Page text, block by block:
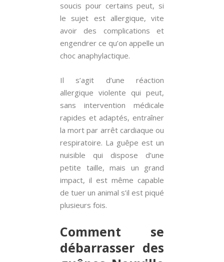
soucis pour certains peut, si
le sujet est allergique, vite
avoir des complications et
engendrer ce qu’on appelle un
choc anaphylactique.
Il s’agit d’une réaction
allergique violente qui peut,
sans intervention médicale
rapides et adaptés, entraîner
la mort par arrêt cardiaque ou
respiratoire. La guêpe est un
nuisible qui dispose d’une
petite taille, mais un grand
impact, il est même capable
de tuer un animal s’il est piqué
plusieurs fois.
Comment se
débarrasser des